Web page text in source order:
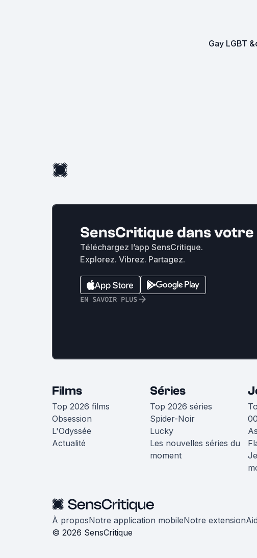
Gay LGBT
SensCritique dans votre
Téléchargez l’app SensCritique.
Explorez. Vibrez. Partagez.
EN SAVOIR PLUS
Films
Top 2026 films
Obsession
L'Odyssée
Actualité
Séries
Top 2026 séries
Spider-Noir
Lucky
Les nouvelles séries du
moment
À proposNotre application mobileNotre extension
© 2026 SensCritique